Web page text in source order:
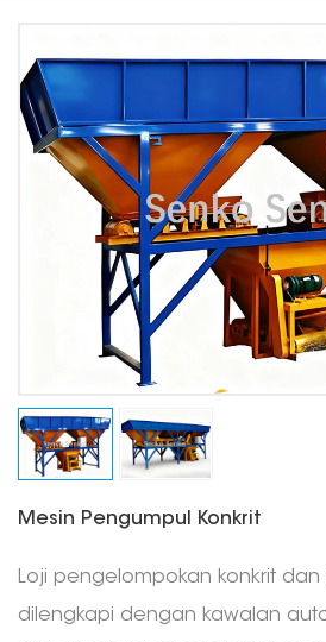
Mesin Pengumpul Konkrit
Loji pengelompokan konkrit
dilengkapi dengan kawalan